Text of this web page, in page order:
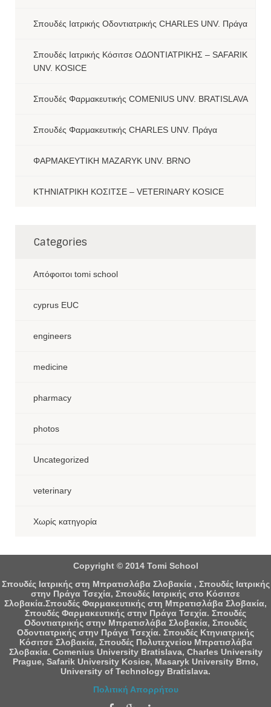
Σπουδές Ιατρικής Οδοντιατρικής CHARLES UNV. Πράγα
Σπουδές Ιατρικής Κόσιτσε ΟΔΟΝΤΙΑΤΡΙΚΗΣ – SAFARIK
UNV. KOSICE
Σπουδές Φαρμακευτικής COMENIUS UNV. BRATISLAVA
Σπουδές Φαρμακευτικής CHARLES UNV. Πράγα
ΦΑΡΜΑΚΕΥΤΙΚΗ MAZARYK UNV. BRNO
ΚΤΗΝΙΑΤΡΙΚΗ ΚΟΣΙΤΣΕ – VETERINARY KOSICE
Categories
Aπόφοιτοι tomi school
cyprus EUC
engineers
medicine
pharmacy
photos
Uncategorized
veterinary
Χωρίς κατηγορία
Copyright © 2014 Tomi School
Σπουδές Ιατρικής στη Μπρατισλάβα Σλοβακία , Σπουδές Ιατρικής
στην Πράγα Τσεχία, Σπουδές Ιατρικής στο Κόσιτσε
Σλοβακία.Σπουδές Φαρμακευτικής στη Μπρατισλάβα Σλοβακία,
Σπουδές Φαρμακευτικής στην Πράγα Τσεχία. Σπουδές
Οδοντιατρικής στην Μπρατισλάβα Σλοβακία, Σπουδές
Οδοντιατρικής στην Πράγα Τσεχία. Σπουδές Κτηνιατρικής
Κόσιτσε Σλοβακία, Σπουδές Πολυτεχνείου Μπρατισλάβα
Σλοβακία. Comenius University Bratislava, Charles University
Prague, Safarik University Kosice, Masaryk University Brno,
University of Technology Bratislava.
Πολιτική Απορρήτου